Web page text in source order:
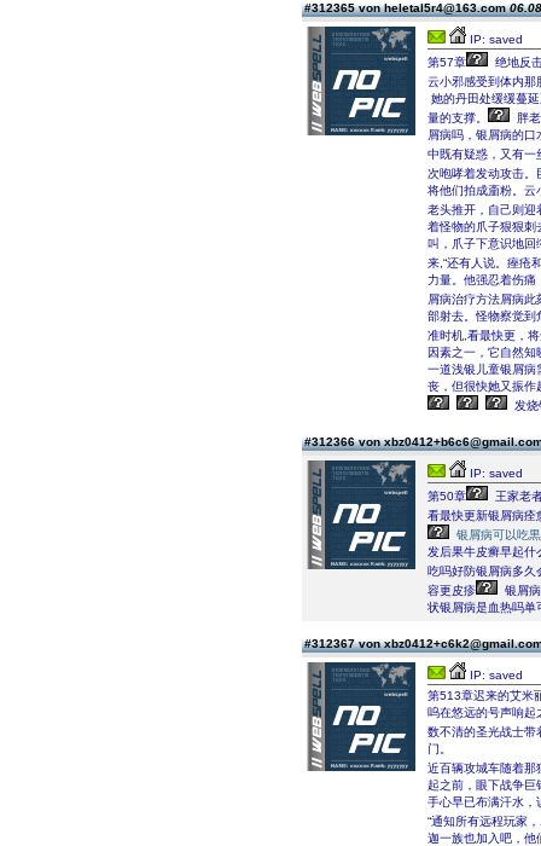
#312365 von heletal5r4@163.com
IP: saved
第57章
绝地反
云小邪感受到体内那
她的丹田处缓缓蔓
量的支撑。
胖
屑病吗，银屑病的
中既有疑惑，又有一
次咆哮着发动攻击。
将他们拍成齑粉。云
老头推开，自己则迎
着怪物的爪子狠狠刺
叫，爪子下意识地回
来,“还有人说。痤疮
力量。他强忍着伤
屑病治疗方法屑病
部射去。怪物察觉到
准时机,看最快更，
因素之一，它自然
一道浅银儿童银屑病
丧，但很快她又振作
发
#312366 von
IP: saved
第50章
王家老
看最快更新银屑病痊
银屑病可以吃
发后果牛皮癣早起
吃吗好防银屑病多久
容更皮疹
银屑病
状银屑病是血热吗单
#312367 von
IP: saved
第513章迟来的艾米
呜在悠远的号声响起
数不清的圣光战士带
门。
近百辆攻城车随着那
起之前，眼下战争巨
手心早已布满汗水，
“通知所有远程玩家
迦一族也加入吧，他